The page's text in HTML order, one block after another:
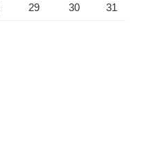
29 30 31